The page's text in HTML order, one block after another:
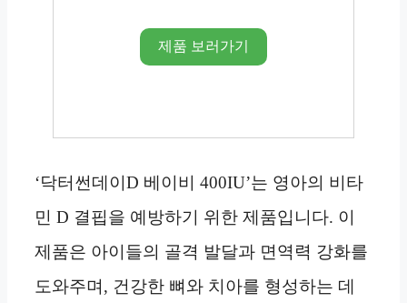
제품 보러가기
‘닥터썬데이D 베이비 400IU’는 영아의 비타
민 D 결핍을 예방하기 위한 제품입니다. 이
제품은 아이들의 골격 발달과 면역력 강화를
도와주며, 건강한 뼈와 치아를 형성하는 데